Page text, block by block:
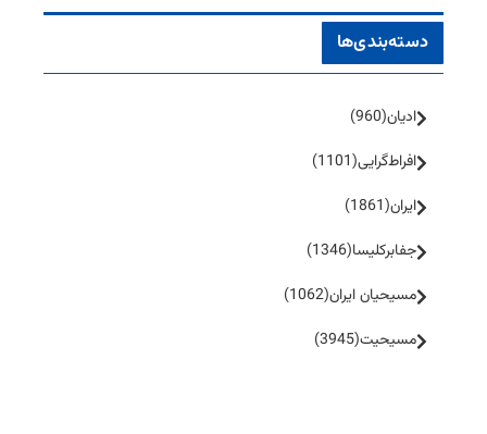
دسته‌بندی‌ها
ادیان(960)
افراط‌گرایی(1101)
ایران(1861)
جفا‌بر‌کلیسا(1346)
مسیحیان ایران(1062)
مسیحیت(3945)